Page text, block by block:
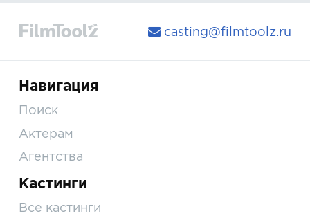
casting@filmtoolz.ru
Навигация
Поиск
Актерам
Агентства
Кастинги
Все кастинги